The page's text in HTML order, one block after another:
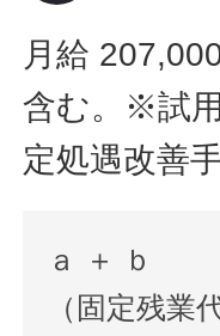
月給
含む。※試
定処遇改善
ａ ＋ ｂ
（固定残業